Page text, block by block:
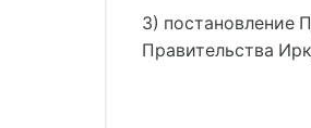
3) постановление
Правительства